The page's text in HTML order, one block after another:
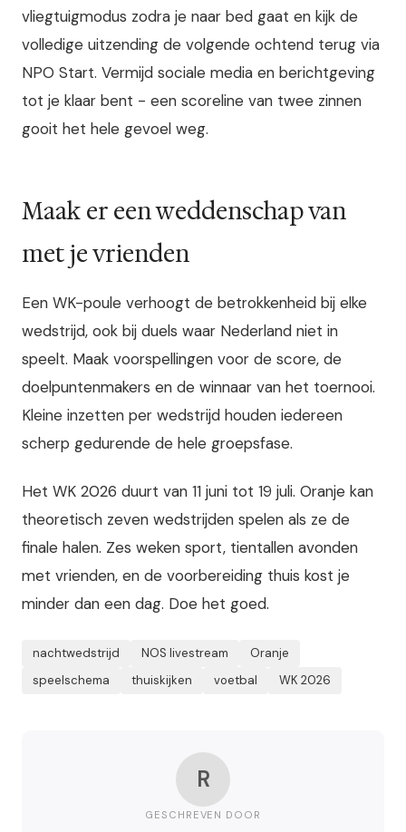
vliegtuigmodus zodra je naar bed gaat en kijk de
volledige uitzending de volgende ochtend terug via
NPO Start. Vermijd sociale media en berichtgeving
tot je klaar bent - een scoreline van twee zinnen
gooit het hele gevoel weg.
Maak er een weddenschap van
met je vrienden
Een WK-poule verhoogt de betrokkenheid bij elke
wedstrijd, ook bij duels waar Nederland niet in
speelt. Maak voorspellingen voor de score, de
doelpuntenmakers en de winnaar van het toernooi.
Kleine inzetten per wedstrijd houden iedereen
scherp gedurende de hele groepsfase.
Het WK 2026 duurt van 11 juni tot 19 juli. Oranje kan
theoretisch zeven wedstrijden spelen als ze de
finale halen. Zes weken sport, tientallen avonden
met vrienden, en de voorbereiding thuis kost je
minder dan een dag. Doe het goed.
nachtwedstrijd NOS livestream
Oranje
speelschema
thuiskijken voetbal WK 2026
R
GESCHREVEN DOOR